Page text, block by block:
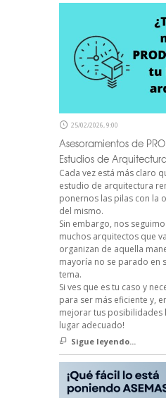
25/02/2026, 9:00
Asesoramientos de
Estudios de Arquitectura
Cada vez está más claro
estudio de arquitectura
ponernos las pilas con la
del mismo.
Sin embargo, nos
muchos arquitectos que
organizan de aquella
mayoría no se parado en
tema.
Si ves que es tu caso y
para ser más eficiente y,
mejorar tus posibilidades
lugar adecuado!
Sigue leyendo...